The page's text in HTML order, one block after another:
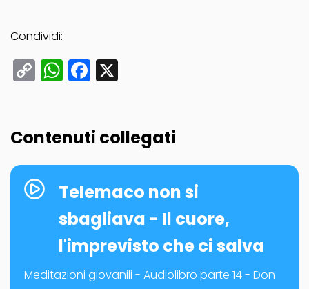
Condividi:
CopyWhatsApp
Facebook
Contenuti collegati
Telemaco non si
sbagliava - Il cuore,
l'imprevisto che ci salva
Meditazioni giovanili - Audiolibro parte 14 - Don